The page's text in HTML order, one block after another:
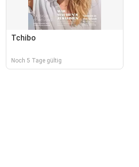
Tchibo
Noch 5 Tage gültig